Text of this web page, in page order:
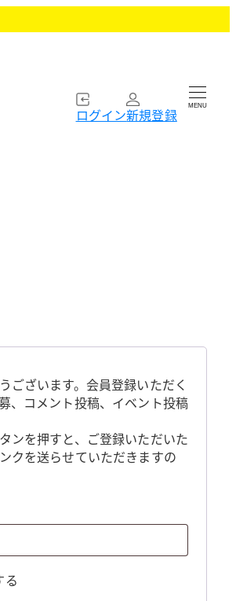
ログイン新規登録 MENU
ございます。会員登録いただく
、コメント投稿、イベント投稿
ンを押すと、ご登録いただいた
クを送らせていただきますの
る